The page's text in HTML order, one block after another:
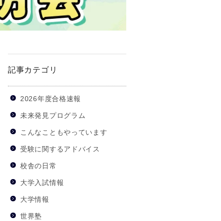
記事カテゴリ
2026年度合格速報
未来発見プログラム
こんなこともやっています
受験に関するアドバイス
校舎の日常
大学入試情報
大学情報
世界塾